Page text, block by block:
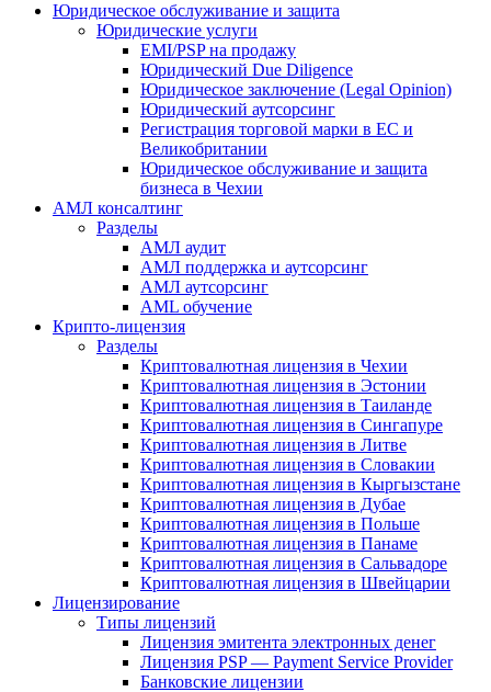
Юридическое обслуживание и защита
Юридические услуги
EMI/PSP на продажу
Юридический Due Diligence
Юридическое заключение (Legal Opinion)
Юридический аутсорсинг
Регистрация торговой марки в ЕС и
Великобритании
Юридическое обслуживание и защита
бизнеса в Чехии
АМЛ консалтинг
Разделы
АМЛ аудит
АМЛ поддержка и аутсорсинг
АМЛ аутсорсинг
AML обучение
Крипто-лицензия
Разделы
Криптовалютная лицензия в Чехии
Криптовалютная лицензия в Эстонии
Криптовалютная лицензия в Таиланде
Криптовалютная лицензия в Сингапуре
Криптовалютная лицензия в Литве
Криптовалютная лицензия в Словакии
Криптовалютная лицензия в Кыргызстане
Криптовалютная лицензия в Дубае
Криптовалютная лицензия в Польше
Криптовалютная лицензия в Панаме
Криптовалютная лицензия в Сальвадоре
Криптовалютная лицензия в Швейцарии
Лицензирование
Типы лицензий
Лицензия эмитента электронных денег
Лицензия PSP — Payment Service Provider
Банковские лицензии